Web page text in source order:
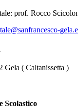
prof. Rocco
Gela ( Caltanissetta )
Scolastico